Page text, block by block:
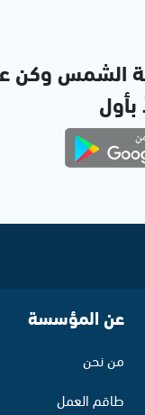
الشمس وكن
بأول
عن المؤسسة
من نحن
طاقم العمل